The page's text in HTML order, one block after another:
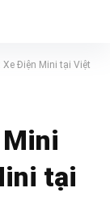
Điện Mini tại Việt
tại